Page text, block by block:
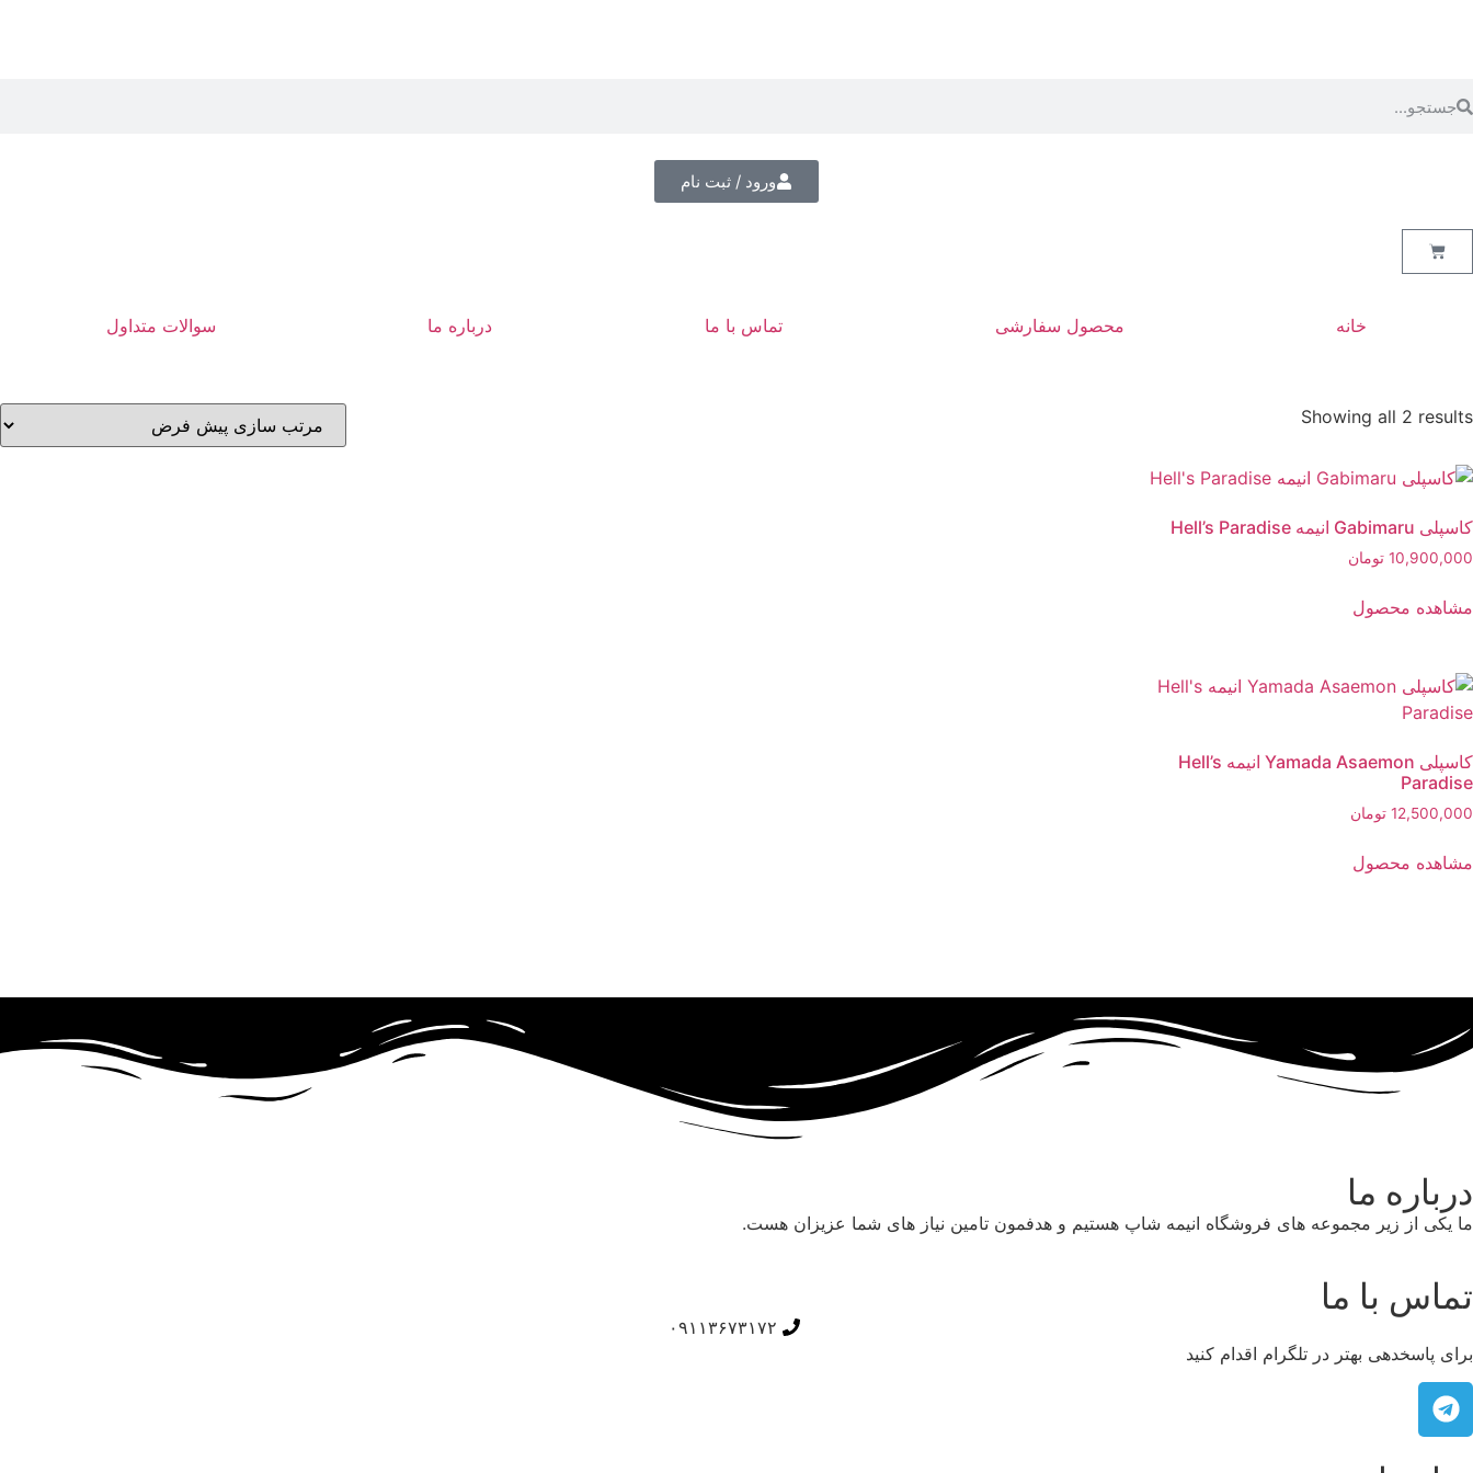
ورود / ثبت نام
خانه محصول سفارشی تماس با ما درباره ما سوالات متداول
Showing all 2 results
کاسپلی Gabimaru انیمه Hell’s Paradise
10,900,000 تومان
مشاهده محصول
کاسپلی Yamada Asaemon انیمه Hell’s
Paradise
12,500,000 تومان
مشاهده محصول
درباره ما
ما یکی از زیر مجموعه های فروشگاه انیمه شاپ هستیم و هدفمون تامین نیاز های شما عزیزان هست.
تماس با ما
۰۹۱۱۳۶۷۳۱۷۲
برای پاسخدهی بهتر در تلگرام اقدام کنید